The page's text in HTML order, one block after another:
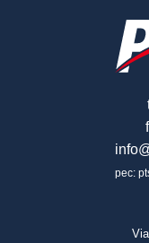
pec: